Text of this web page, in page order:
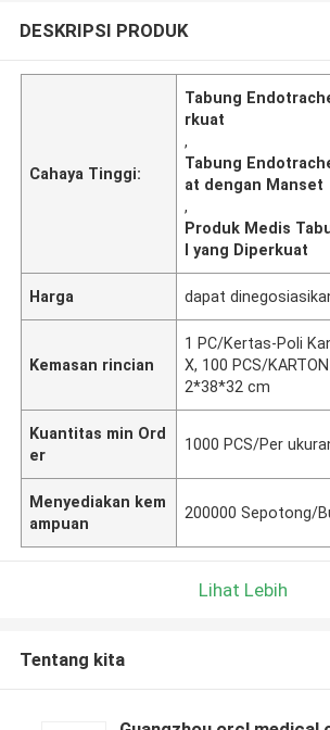
DESKRIPSI PRODUK
Cahaya Tinggi:
Tabung
rkuat
,
Tabung
at dengan Manset
,
Produk Medis
l yang Diperkuat
Harga dapat
Kemasan rincian
1 PC/Kertas-Poli
X, 100 PCS/
2*38*32 cm
Kuantitas min Ord
er
1000 PCS/Per
Menyediakan kem
ampuan
200000 Sepotong/
Lihat Lebih
Tentang kita